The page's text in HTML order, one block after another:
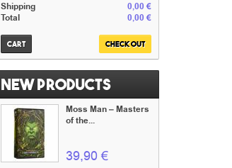
0,00 €
Shipping
0,00 €
Total
Cart Check out
New products
Moss Man – Masters
of the...
39,90 €